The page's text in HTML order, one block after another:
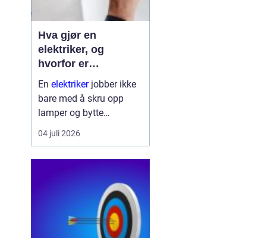
Hva gjør en
elektriker, og
hvorfor er
fagkunnskap så
viktig?
En elektrikerjobber ikke
bare med å skru opp
lamper og bytte
stikkontakter. Yrket
handler om sikkerhet,
hver eneste dag. Strøm
finnes i alle boliger, bygg
og bedrifte...
04 juli 2026